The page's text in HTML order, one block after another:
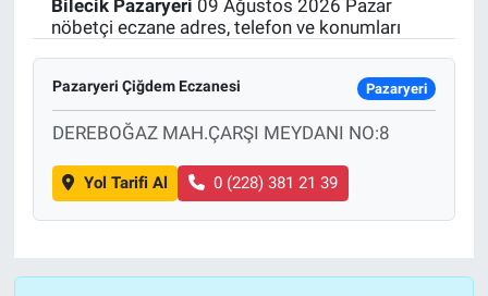
Bilecik Pazaryeri 09 Ağustos 2026 Pazar
nöbetçi eczane adres, telefon ve konumları
Pazaryeri Çiğdem Eczanesi Pazaryeri
DEREBOĞAZ MAH.ÇARŞI MEYDANI NO:8
Yol Tarifi Al 0 (228) 381 21 39